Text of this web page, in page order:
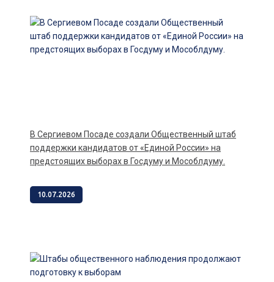
В Сергиевом Посаде создали Общественный штаб
поддержки кандидатов от «Единой России» на
предстоящих выборах в Госдуму и Мособлдуму.
10.07.2026